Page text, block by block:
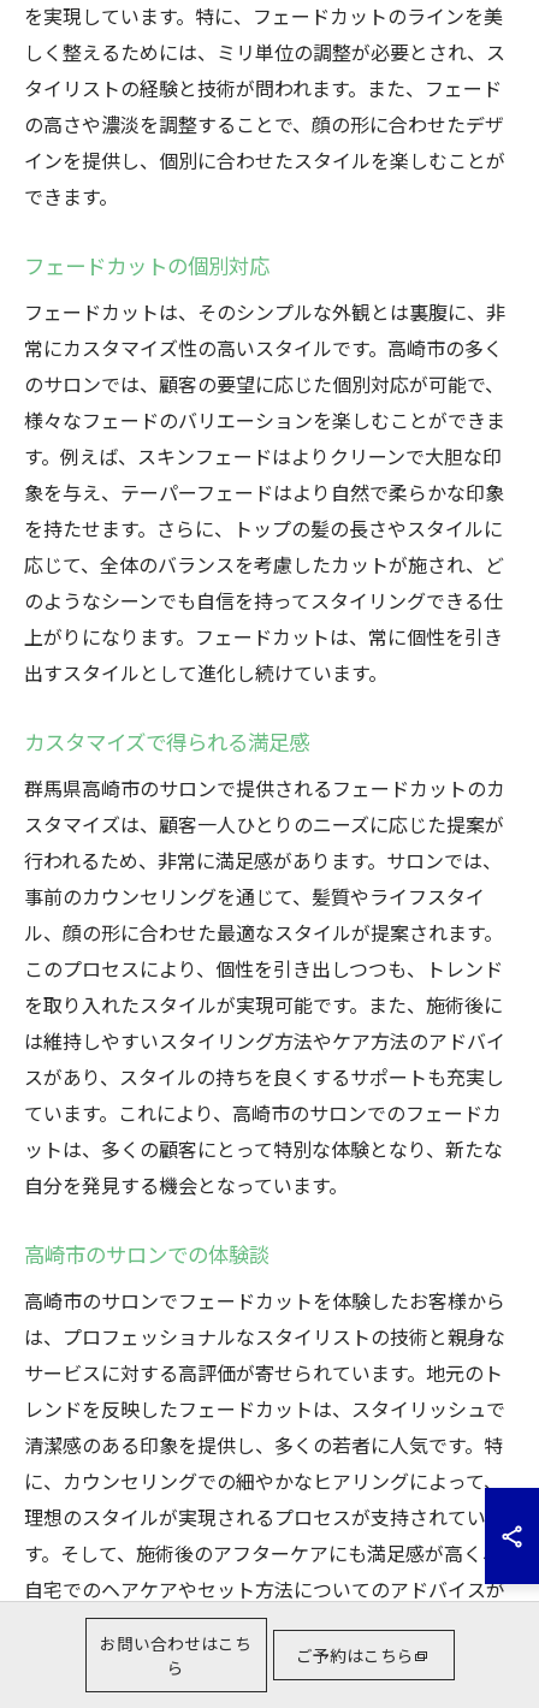
を実現しています。特に、フェードカットのラインを美
しく整えるためには、ミリ単位の調整が必要とされ、ス
タイリストの経験と技術が問われます。また、フェード
の高さや濃淡を調整することで、顔の形に合わせたデザ
インを提供し、個別に合わせたスタイルを楽しむことが
できます。
フェードカットの個別対応
フェードカットは、そのシンプルな外観とは裏腹に、非
常にカスタマイズ性の高いスタイルです。高崎市の多く
のサロンでは、顧客の要望に応じた個別対応が可能で、
様々なフェードのバリエーションを楽しむことができま
す。例えば、スキンフェードはよりクリーンで大胆な印
象を与え、テーパーフェードはより自然で柔らかな印象
を持たせます。さらに、トップの髪の長さやスタイルに
応じて、全体のバランスを考慮したカットが施され、ど
のようなシーンでも自信を持ってスタイリングできる仕
上がりになります。フェードカットは、常に個性を引き
出すスタイルとして進化し続けています。
カスタマイズで得られる満足感
群馬県高崎市のサロンで提供されるフェードカットのカ
スタマイズは、顧客一人ひとりのニーズに応じた提案が
行われるため、非常に満足感があります。サロンでは、
事前のカウンセリングを通じて、髪質やライフスタイ
ル、顔の形に合わせた最適なスタイルが提案されます。
このプロセスにより、個性を引き出しつつも、トレンド
を取り入れたスタイルが実現可能です。また、施術後に
は維持しやすいスタイリング方法やケア方法のアドバイ
スがあり、スタイルの持ちを良くするサポートも充実し
ています。これにより、高崎市のサロンでのフェードカ
ットは、多くの顧客にとって特別な体験となり、新たな
自分を発見する機会となっています。
高崎市のサロンでの体験談
高崎市のサロンでフェードカットを体験したお客様から
は、プロフェッショナルなスタイリストの技術と親身な
サービスに対する高評価が寄せられています。地元のト
レンドを反映したフェードカットは、スタイリッシュで
清潔感のある印象を提供し、多くの若者に人気です。特
に、カウンセリングでの細やかなヒアリングによって、
理想のスタイルが実現されるプロセスが支持されていま
す。そして、施術後のアフターケアにも満足感が高く、
自宅でのヘアケアやセット方法についてのアドバイスが
あるため、長期間にわたって美しいスタイルを維持する
ことができます。これにより、高崎市のサロンは、髪型
を通じて新たな自分を見つける場として、多くの人々に
お問い合わせはこち
ら
ご予約はこちら